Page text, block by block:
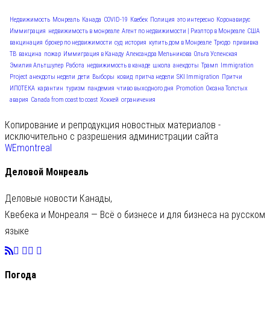
Недвижимость Монреаль Канада COVID-19 Квебек Полиция это интересно Коронавирус
Иммиграция недвижимость в монреале Агент по недвижимости | Риэлтор в Монреале США
вакцинация брокер по недвижимости суд история купить дом в Монреале Трюдо прививка
ТВ вакцина пожар Иммиграция в Канаду Александра Мельникова Ольга Успенская
Эмилия Альтшулер Работа недвижимость в канаде школа анекдоты Трамп Immigration
Project анекдоты недели дети Выборы ковид притча недели SKI Immigration Притчи
ИПОТЕКА карантин туризм пандемия чтиво выходного дня Promotion Оксана Толстых
авария Canada from coast to coast Хоккей ограничения
Копирование и репродукция новостных материалов -
исключительно с разрешения администрации сайта
WEmontreal
Деловой Монреаль
Деловые новости Канады,
Квебека и Монреаля — Всё о бизнесе и для бизнеса на русском
языке
Погода